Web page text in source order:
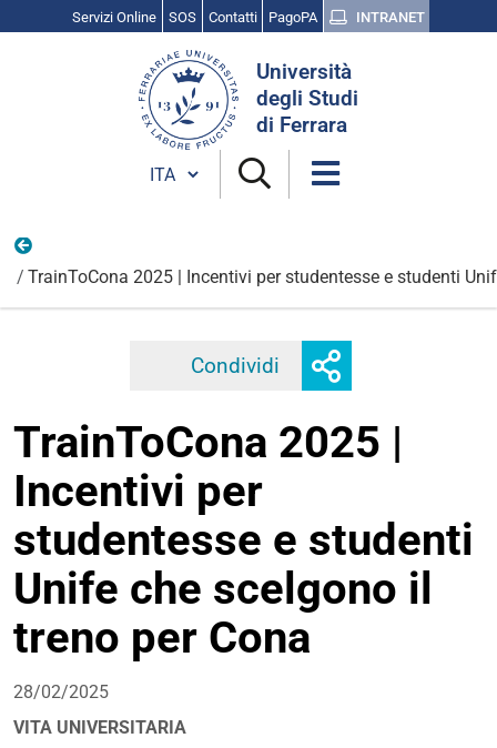
Servizi Online SOS Contatti PagoPA INTRANET
Università
degli Studi
di Ferrara
Cambia lingua
TrainToCona 2025 | Incentivi per studentesse e studenti
Condividi Facebook
opzioni
di
TrainToCona 2025 |
Incentivi per
studentesse e studenti
Unife che scelgono il
treno per Cona
28/02/2025
VITA UNIVERSITARIA